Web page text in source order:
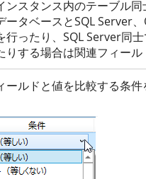
ンスタンス内のテーブル
ータベースとSQL Server
行ったり、SQL Server同
りする場合は関連フィール
ールドと値を比較する条